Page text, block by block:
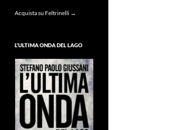
Acquista su Feltrinelli →
L’ULTIMA ONDA DEL LAGO